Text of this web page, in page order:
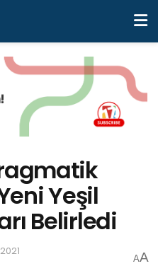
Yeşil
Belirledi
AA